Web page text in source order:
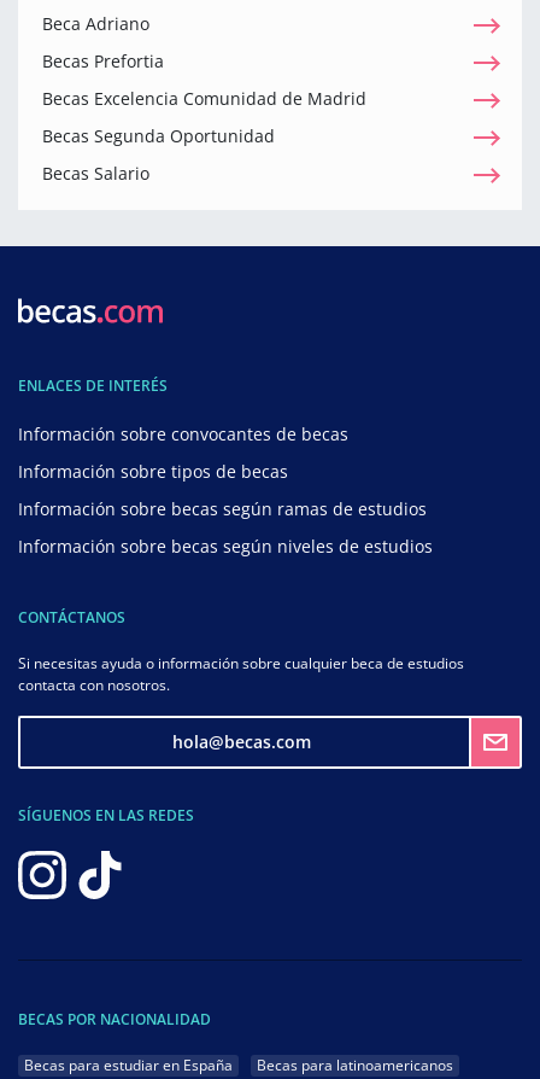
Beca Adriano
Becas Prefortia
Becas Excelencia Comunidad de Madrid
Becas Segunda Oportunidad
Becas Salario
ENLACES DE INTERÉS
Información sobre convocantes de becas
Información sobre tipos de becas
Información sobre becas según ramas de estudios
Información sobre becas según niveles de estudios
CONTÁCTANOS
Si necesitas ayuda o información sobre cualquier beca de estudios
contacta con nosotros.
hola@becas.com
SÍGUENOS EN LAS REDES
BECAS POR NACIONALIDAD
Becas para estudiar en España Becas para latinoamericanos